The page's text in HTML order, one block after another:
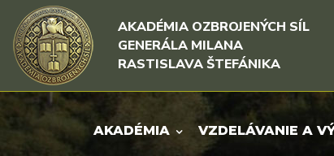
Rovno na obsah
Rovno na menu
AKADÉMIA OZBROJENÝCH SÍL
GENERÁLA MILANA
RASTISLAVA ŠTEFÁNIKA
AKADÉMIA VZDELÁVANIE A